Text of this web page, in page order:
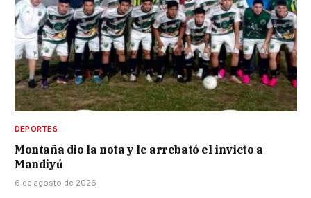
DEPORTES
Montaña dio la nota y le arrebató el invicto a
Mandiyú
6 de agosto de 2026